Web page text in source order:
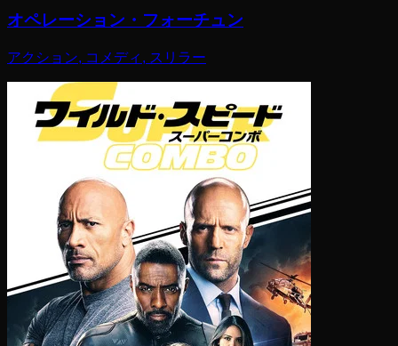
オペレーション・フォーチュン
アクション, コメディ, スリラー